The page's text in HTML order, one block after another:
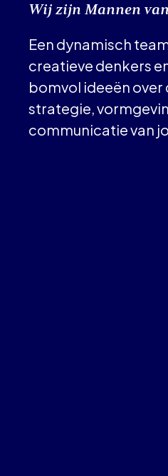
Wij zijn Mannen
Een dynamisch
creatieve denkers
bomvol ideeën over
strategie,
communicatie van